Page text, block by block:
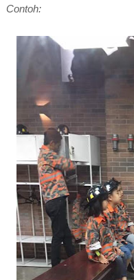
Contoh: